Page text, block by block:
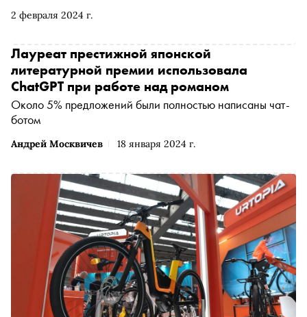
2 февраля 2024 г.
Андрей Москвичев 18 января 2024 г.
Лауреат престижной японской
литературной премии использовала
ChatGPT при работе над романом
Около 5% предложений были полностью написаны чат-
ботом